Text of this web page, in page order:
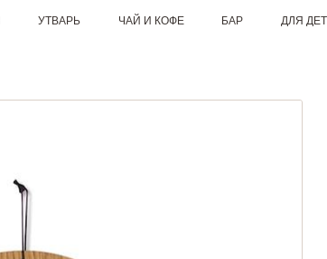
УТВАРЬ ЧАЙ И КОФЕ БАР ДЛЯ